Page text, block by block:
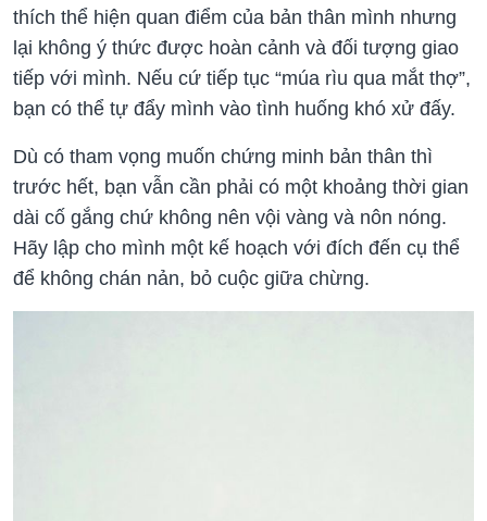
thích thể hiện quan điểm của bản thân mình nhưng
lại không ý thức được hoàn cảnh và đối tượng giao
tiếp với mình. Nếu cứ tiếp tục “múa rìu qua mắt thợ”,
bạn có thể tự đẩy mình vào tình huống khó xử đấy.
Dù có tham vọng muốn chứng minh bản thân thì
trước hết, bạn vẫn cần phải có một khoảng thời gian
dài cố gắng chứ không nên vội vàng và nôn nóng.
Hãy lập cho mình một kế hoạch với đích đến cụ thể
để không chán nản, bỏ cuộc giữa chừng.